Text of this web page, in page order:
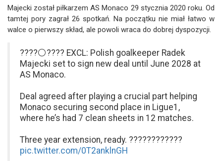
Majecki został piłkarzem AS Monaco 29 stycznia 2020 roku. Od
tamtej pory zagrał 26 spotkań. Na początku nie miał łatwo w
walce o pierwszy skład, ale powoli wraca do dobrej dyspozycji.
????⚪️???? EXCL: Polish goalkeeper Radek
Majecki set to sign new deal until June 2028 at
AS Monaco.
Deal agreed after playing a crucial part helping
Monaco securing second place in Ligue1,
where he’s had 7 clean sheets in 12 matches.
Three year extension, ready. ????????????
pic.twitter.com/0T2anklnGH